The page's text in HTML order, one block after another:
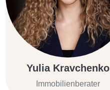
Yulia Kravchenko
Immobilienberater